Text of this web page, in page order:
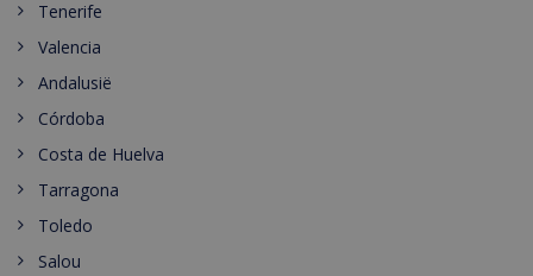
Tenerife
Valencia
Andalusië
Córdoba
Costa de Huelva
Tarragona
Toledo
Salou